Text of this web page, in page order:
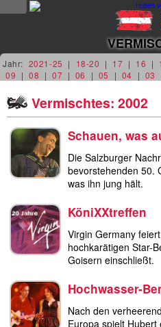
news
tv &
radio
tourplan
shop
MUSIK
projekte
diskografie
Jahr: 2021-25 | 18-20 | 17 | 16 |
09 | 08 | 07 | 06 | 05 | 04 | 03
Vermischtes: 2002
Schauen, was
Die Salzburger
bevorstehenden 50.
was ihn jung hält.
KöniXXtreffen
Virgin Germany
hochkarätigen Star-
Goisern einschließt.
Hochwasser-
Nach den
Europa spielt